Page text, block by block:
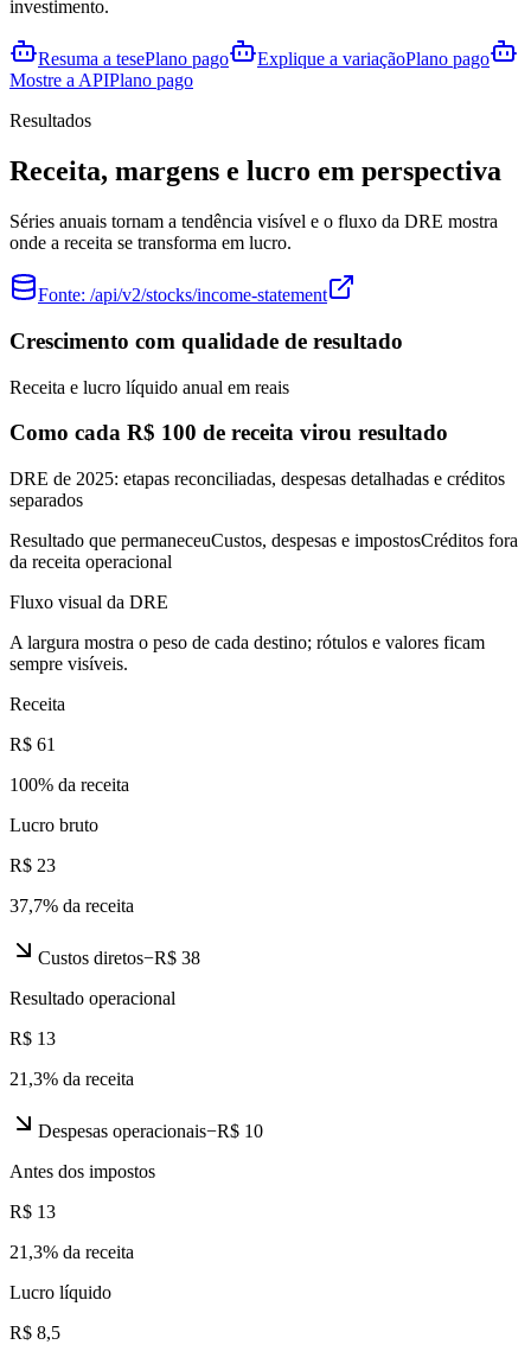
investimento.
Resuma a tesePlano pago Explique a variaçãoPlano pago
Mostre a APIPlano pago
Resultados
Receita, margens e lucro em perspectiva
Séries anuais tornam a tendência visível e o fluxo da DRE mostra
onde a receita se transforma em lucro.
Fonte: /api/v2/stocks/income-statement
Crescimento com qualidade de resultado
Receita e lucro líquido anual em reais
Como cada R$ 100 de receita virou resultado
DRE de 2025: etapas reconciliadas, despesas detalhadas e créditos
separados
Resultado que permaneceuCustos, despesas e impostosCréditos fora
da receita operacional
Fluxo visual da DRE
A largura mostra o peso de cada destino; rótulos e valores ficam
sempre visíveis.
Receita
R$ 61
100% da receita
Lucro bruto
R$ 23
37,7% da receita
Custos diretos−R$ 38
Resultado operacional
R$ 13
21,3% da receita
Despesas operacionais−R$ 10
Antes dos impostos
R$ 13
21,3% da receita
Lucro líquido
R$ 8,5